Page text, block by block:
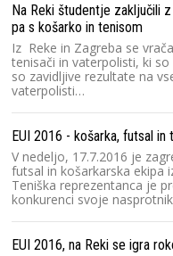
Na Reki študentje zaključili
pa s košarko in tenisom
Iz Reke in Zagreba se
tenisači in vaterpolisti, ki
so zavidljive rezultate na
vaterpolisti…
EUI 2016 - košarka, futsal in
V nedeljo, 17.7.2016 je
futsal in košarkarska ekipa
Teniška reprezentanca je
konkurenci svoje
EUI 2016, na Reki se igra